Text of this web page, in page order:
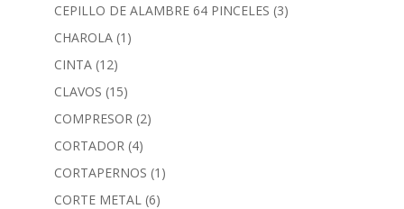
CEPILLO DE ALAMBRE 64 PINCELES (3)
CHAROLA (1)
CINTA (12)
CLAVOS (15)
COMPRESOR (2)
CORTADOR (4)
CORTAPERNOS (1)
CORTE METAL (6)